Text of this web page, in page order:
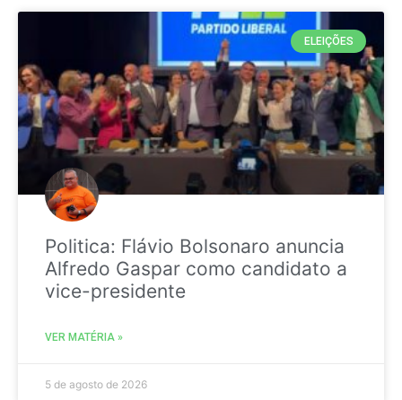
ELEIÇÕES
Politica: Flávio Bolsonaro anuncia
Alfredo Gaspar como candidato a
vice-presidente
VER MATÉRIA »
5 de agosto de 2026